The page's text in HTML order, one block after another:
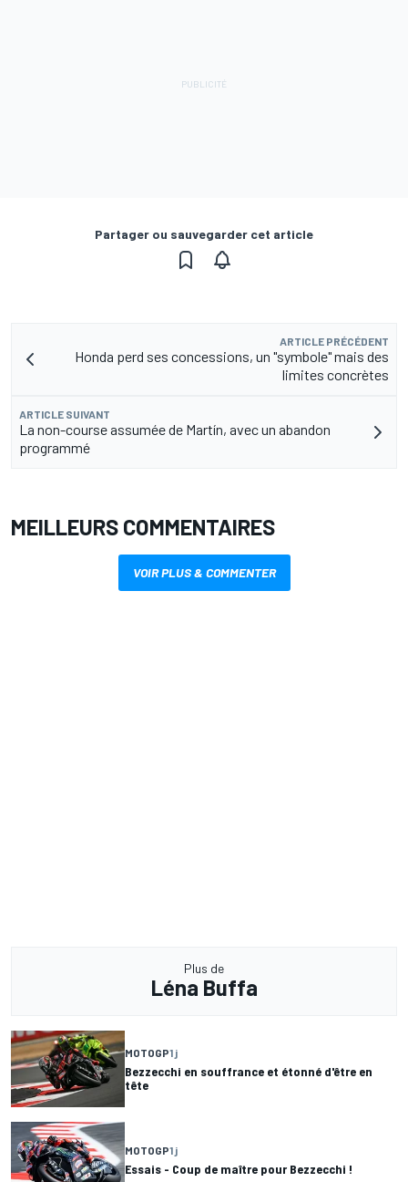
Partager ou sauvegarder cet article
ARTICLE PRÉCÉDENT
Honda perd ses concessions, un "symbole" mais des
limites concrètes
ARTICLE SUIVANT
La non-course assumée de Martín, avec un abandon
programmé
MEILLEURS COMMENTAIRES
VOIR PLUS & COMMENTER
Plus de
Léna Buffa
MOTOGP1 j
Bezzecchi en souffrance et étonné d'être en
tête
MOTOGP1 j
Essais - Coup de maître pour Bezzecchi !